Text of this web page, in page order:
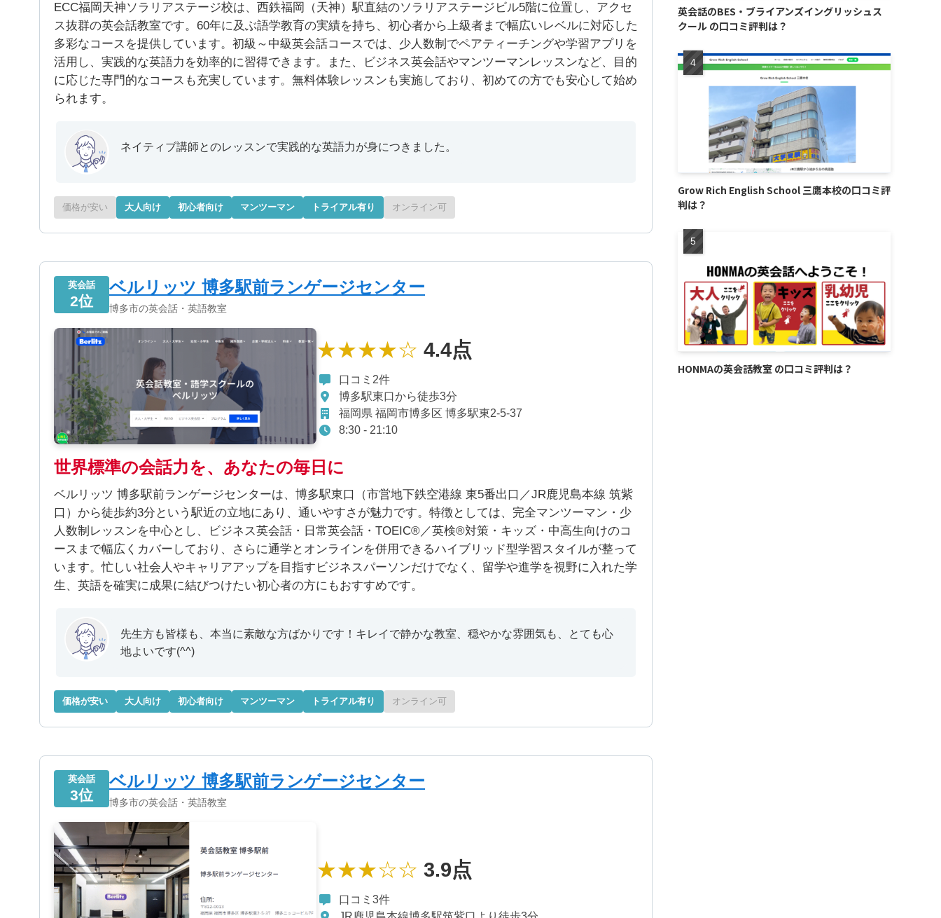
ECC福岡天神ソラリアステージ校は、西鉄福岡（天神）駅直結のソラリアステージビル5階に位置し、アクセ
ス抜群の英会話教室です。60年に及ぶ語学教育の実績を持ち、初心者から上級者まで幅広いレベルに対応した
多彩なコースを提供しています。初級～中級英会話コースでは、少人数制でペアティーチングや学習アプリを
活用し、実践的な英語力を効率的に習得できます。また、ビジネス英会話やマンツーマンレッスンなど、目的
に応じた専門的なコースも充実しています。無料体験レッスンも実施しており、初めての方でも安心して始め
られます。
ネイティブ講師とのレッスンで実践的な英語力が身につきました。
価格が安い 大人向け 初心者向け マンツーマン トライアル有り オンライン可
英会話
2位
ベルリッツ 博多駅前ランゲージセンター
博多市の英会話・英語教室
★★★★☆ 4.4点
口コミ2件
博多駅東口から徒歩3分
福岡県 福岡市博多区 博多駅東2-5-37
8:30 - 21:10
世界標準の会話力を、あなたの毎日に
ベルリッツ 博多駅前ランゲージセンターは、博多駅東口（市営地下鉄空港線 東5番出口／JR鹿児島本線 筑紫
口）から徒歩約3分という駅近の立地にあり、通いやすさが魅力です。特徴としては、完全マンツーマン・少
人数制レッスンを中心とし、ビジネス英会話・日常英会話・TOEIC®／英検®対策・キッズ・中高生向けのコ
ースまで幅広くカバーしており、さらに通学とオンラインを併用できるハイブリッド型学習スタイルが整って
います。忙しい社会人やキャリアアップを目指すビジネスパーソンだけでなく、留学や進学を視野に入れた学
生、英語を確実に成果に結びつけたい初心者の方にもおすすめです。
先生方も皆様も、本当に素敵な方ばかりです！キレイで静かな教室、穏やかな雰囲気も、とても心
地よいです(^^)
価格が安い 大人向け 初心者向け マンツーマン トライアル有り オンライン可
英会話
3位
ベルリッツ 博多駅前ランゲージセンター
博多市の英会話・英語教室
★★★☆☆ 3.9点
口コミ3件
英会話のBES・ブライアンズイングリッシュス
クール の口コミ評判は？
Grow Rich English School 三鷹本校の口コミ評
判は？
HONMAの英会話教室 の口コミ評判は？